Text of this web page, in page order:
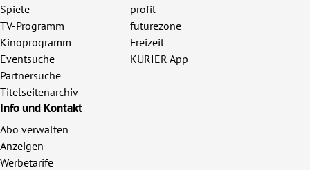
Spiele
TV-Programm
Kinoprogramm
Eventsuche
Partnersuche
Titelseitenarchiv
profil
futurezone
Freizeit
KURIER App
Info und Kontakt
Abo verwalten
Anzeigen
Werbetarife